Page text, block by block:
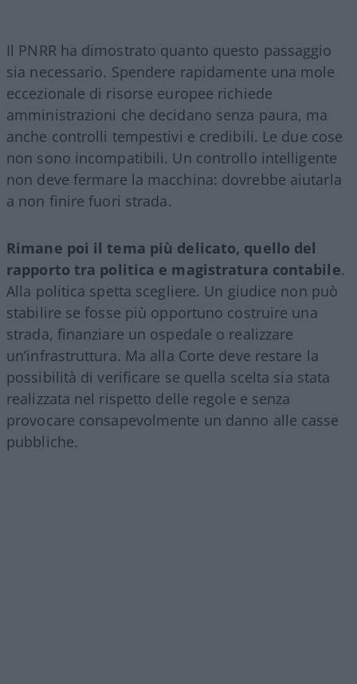
Il PNRR ha dimostrato quanto questo passaggio
sia necessario. Spendere rapidamente una mole
eccezionale di risorse europee richiede
amministrazioni che decidano senza paura, ma
anche controlli tempestivi e credibili. Le due cose
non sono incompatibili. Un controllo intelligente
non deve fermare la macchina: dovrebbe aiutarla
a non finire fuori strada.
Rimane poi il tema più delicato, quello del
rapporto tra politica e magistratura contabile.
Alla politica spetta scegliere. Un giudice non può
stabilire se fosse più opportuno costruire una
strada, finanziare un ospedale o realizzare
un’infrastruttura. Ma alla Corte deve restare la
possibilità di verificare se quella scelta sia stata
realizzata nel rispetto delle regole e senza
provocare consapevolmente un danno alle casse
pubbliche.